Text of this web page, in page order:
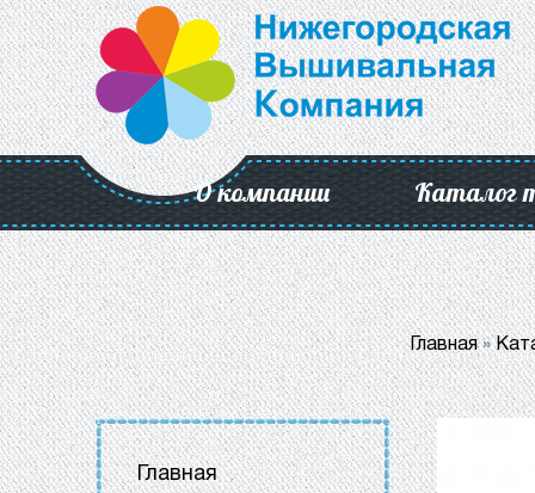
О компании Каталог
Главная»
Главная